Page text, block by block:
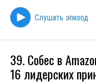
Слушать эпизод
39. Собес в
16 лидерских